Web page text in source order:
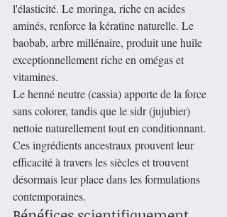
l'élasticité. Le moringa, riche en acides
aminés, renforce la kératine naturelle. Le
baobab, arbre millénaire, produit une huile
exceptionnellement riche en omégas et
vitamines.
Le henné neutre (cassia) apporte de la force
sans colorer, tandis que le sidr (jujubier)
nettoie naturellement tout en conditionnant.
Ces ingrédients ancestraux prouvent leur
efficacité à travers les siècles et trouvent
désormais leur place dans les formulations
contemporaines.